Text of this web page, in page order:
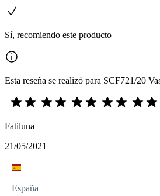
Sí, recomiendo este producto
Esta reseña se realizó para SCF721/20
Fatiluna
21/05/2021
España